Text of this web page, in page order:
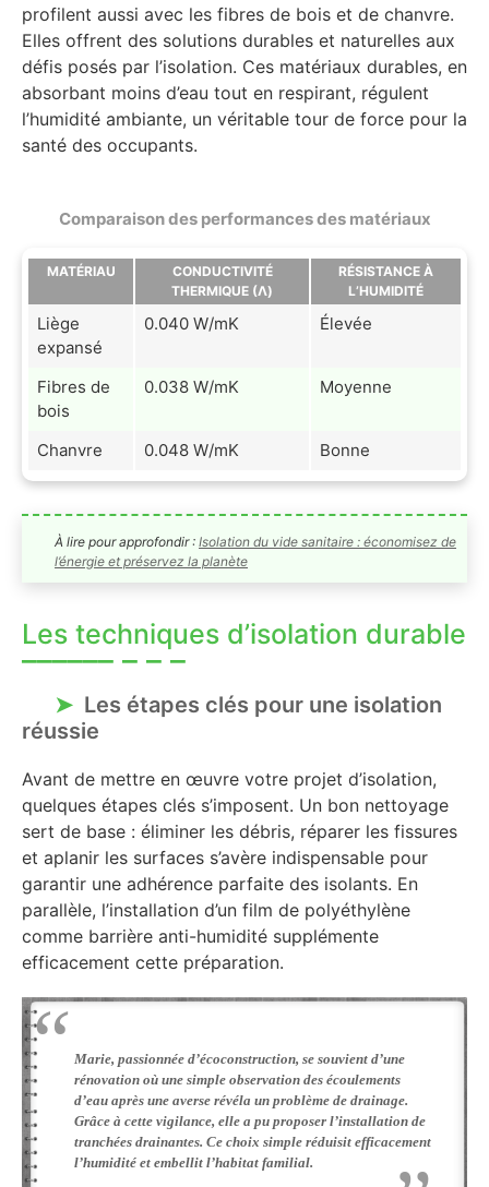
profilent aussi avec les fibres de bois et de chanvre.
Elles offrent des solutions durables et naturelles aux
défis posés par l’isolation. Ces matériaux durables, en
absorbant moins d’eau tout en respirant, régulent
l’humidité ambiante, un véritable tour de force pour la
santé des occupants.
Comparaison des performances des matériaux
MATÉRIAU
CONDUCTIVITÉ
THERMIQUE (Λ)
RÉSISTANCE À
L’HUMIDITÉ
Liège
expansé
0.040 W/mK Élevée
Fibres de
bois
0.038 W/mK Moyenne
Chanvre 0.048 W/mK Bonne
À lire pour approfondir : Isolation du vide sanitaire : économisez de
l’énergie et préservez la planète
Les techniques d’isolation durable
Les étapes clés pour une isolation
réussie
Avant de mettre en œuvre votre projet d’isolation,
quelques étapes clés s’imposent. Un bon nettoyage
sert de base : éliminer les débris, réparer les fissures
et aplanir les surfaces s’avère indispensable pour
garantir une adhérence parfaite des isolants. En
parallèle, l’installation d’un film de polyéthylène
comme barrière anti-humidité supplémente
efficacement cette préparation.
Marie, passionnée d’écoconstruction, se souvient d’une
rénovation où une simple observation des écoulements
d’eau après une averse révéla un problème de drainage.
Grâce à cette vigilance, elle a pu proposer l’installation de
tranchées drainantes. Ce choix simple réduisit efficacement
l’humidité et embellit l’habitat familial.